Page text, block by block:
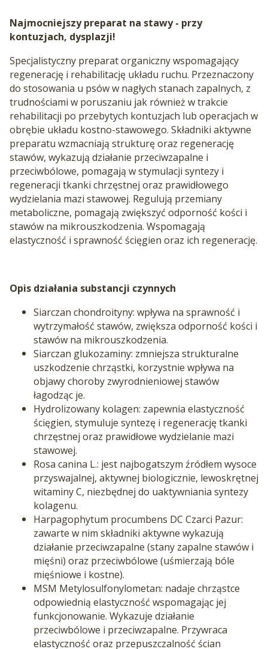
Najmocniejszy preparat na stawy - przy
kontuzjach, dysplazji!
Specjalistyczny preparat organiczny wspomagający
regenerację i rehabilitację układu ruchu. Przeznaczony
do stosowania u psów w nagłych stanach zapalnych, z
trudnościami w poruszaniu jak również w trakcie
rehabilitacji po przebytych kontuzjach lub operacjach w
obrębie układu kostno-stawowego. Składniki aktywne
preparatu wzmacniają strukturę oraz regenerację
stawów, wykazują działanie przeciwzapalne i
przeciwbólowe, pomagają w stymulacji syntezy i
regeneracji tkanki chrzęstnej oraz prawidłowego
wydzielania mazi stawowej. Regulują przemiany
metaboliczne, pomagają zwiększyć odporność kości i
stawów na mikrouszkodzenia. Wspomagają
elastyczność i sprawność ścięgien oraz ich regenerację.
Opis działania substancji czynnych
Siarczan chondroityny: wpływa na sprawność i
wytrzymałość stawów, zwiększa odporność kości i
stawów na mikrouszkodzenia.
Siarczan glukozaminy: zmniejsza strukturalne
uszkodzenie chrząstki, korzystnie wpływa na
objawy choroby zwyrodnieniowej stawów
łagodząc je.
Hydrolizowany kolagen: zapewnia elastyczność
ścięgien, stymuluje syntezę i regenerację tkanki
chrzęstnej oraz prawidłowe wydzielanie mazi
stawowej.
Rosa canina L.: jest najbogatszym źródłem wysoce
przyswajalnej, aktywnej biologicznie, lewoskrętnej
witaminy C, niezbędnej do uaktywniania syntezy
kolagenu.
Harpagophytum procumbens DC Czarci Pazur:
zawarte w nim składniki aktywne wykazują
działanie przeciwzapalne (stany zapalne stawów i
mięśni) oraz przeciwbólowe (uśmierzają bóle
mięśniowe i kostne).
MSM Metylosulfonylometan: nadaje chrząstce
odpowiednią elastyczność wspomagając jej
funkcjonowanie. Wykazuje działanie
przeciwbólowe i przeciwzapalne. Przywraca
elastyczność oraz przepuszczalność ścian